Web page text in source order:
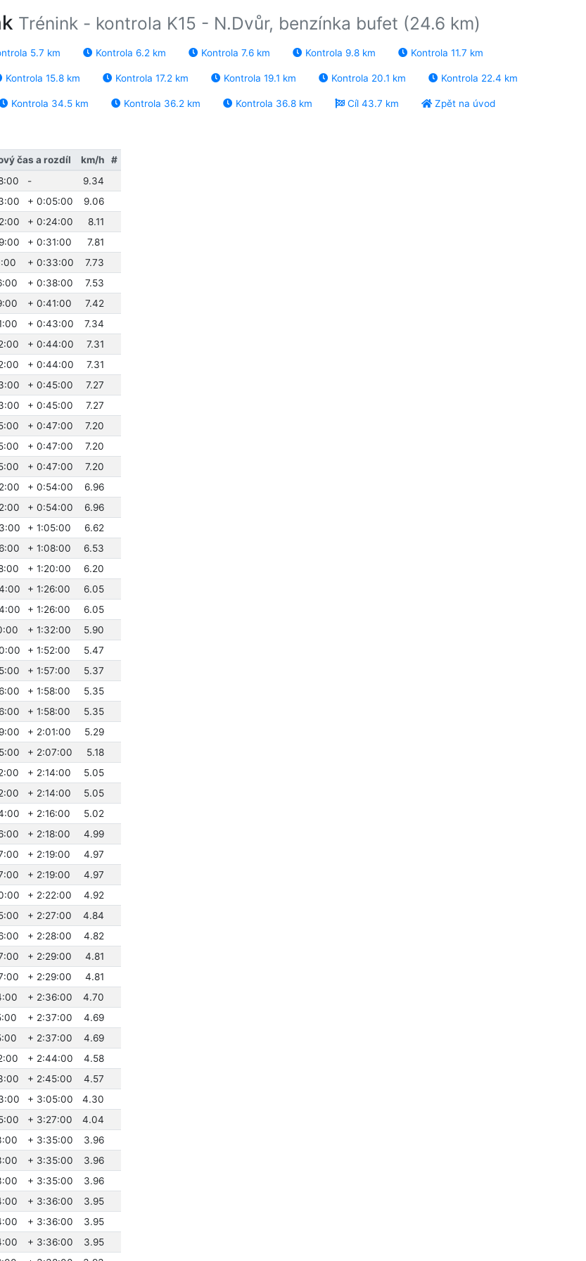
Trénink - kontrola K15 - N.Dvůr, benzínka bufet (24.6 km)
5.7 km Kontrola 6.2 km Kontrola 7.6 km Kontrola 9.8 km Kontrola 11.7 km
Kontrola 15.8 km Kontrola 17.2 km Kontrola 19.1 km Kontrola 20.1 km Kontrola 22.4 km
Kontrola 34.5 km Kontrola 36.2 km Kontrola 36.8 km Cíl 43.7 km Zpět na úvod
čas a rozdíl km/h
#
-
9.34
+ 0:05:00
9.06
+ 0:24:00
8.11
+ 0:31:00
7.81
+ 0:33:00
7.73
+ 0:38:00
7.53
+ 0:41:00
7.42
+ 0:43:00
7.34
+ 0:44:00
7.31
+ 0:44:00
7.31
+ 0:45:00
7.27
+ 0:45:00
7.27
+ 0:47:00
7.20
+ 0:47:00
7.20
+ 0:47:00
7.20
+ 0:54:00
6.96
+ 0:54:00
6.96
+ 1:05:00
6.62
+ 1:08:00
6.53
+ 1:20:00
6.20
+ 1:26:00
6.05
+ 1:26:00
6.05
+ 1:32:00
5.90
+ 1:52:00
5.47
+ 1:57:00
5.37
+ 1:58:00
5.35
+ 1:58:00
5.35
+ 2:01:00
5.29
+ 2:07:00
5.18
+ 2:14:00
5.05
+ 2:14:00
5.05
+ 2:16:00
5.02
+ 2:18:00
4.99
+ 2:19:00
4.97
+ 2:19:00
4.97
+ 2:22:00
4.92
+ 2:27:00
4.84
+ 2:28:00
4.82
+ 2:29:00
4.81
+ 2:29:00
4.81
+ 2:36:00
4.70
+ 2:37:00
4.69
+ 2:37:00
4.69
+ 2:44:00
4.58
+ 2:45:00
4.57
+ 3:05:00
4.30
+ 3:27:00
4.04
+ 3:35:00
3.96
+ 3:35:00
3.96
+ 3:35:00
3.96
+ 3:36:00
3.95
+ 3:36:00
3.95
+ 3:36:00
3.95